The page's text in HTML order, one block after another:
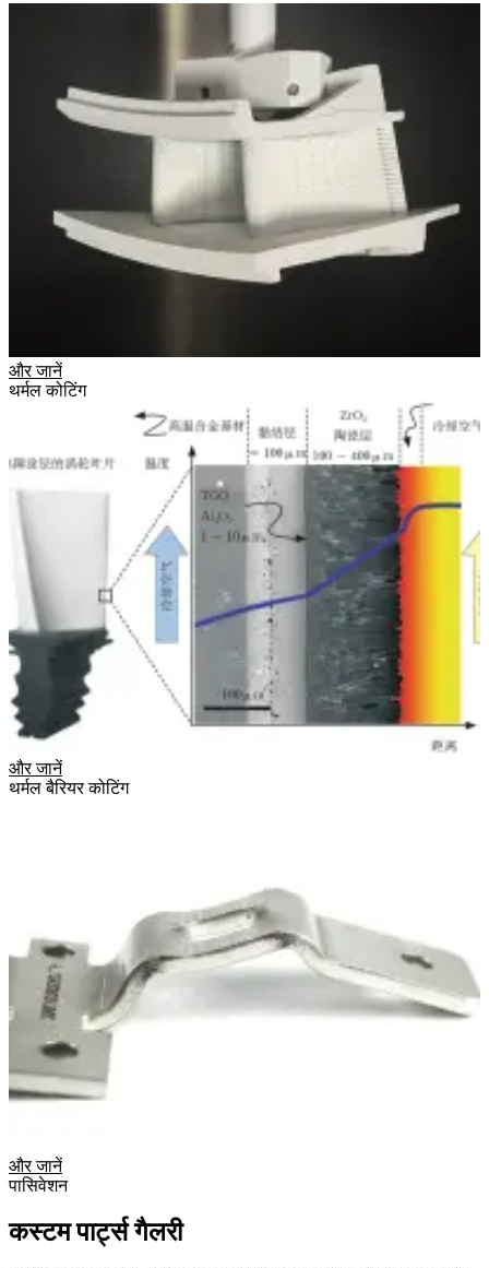
और जानें
थर्मल कोटिंग
और जानें
थर्मल बैरियर कोटिंग
और जानें
पासिवेशन
कस्टम पार्ट्स गैलरी